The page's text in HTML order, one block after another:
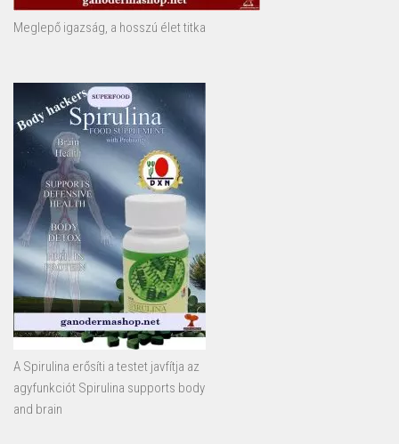
Meglepő igazság, a hosszú élet titka
A Spirulina erősíti a testet javfítja az
agyfunkciót Spirulina supports body
and brain